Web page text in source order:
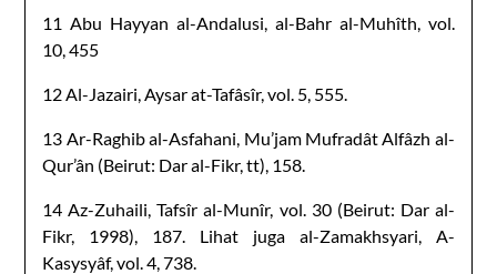
11 Abu Hayyan al-Andalusi, al-Bahr al-Muhîth, vol.
10, 455
12 Al-Jazairi, Aysar at-Tafâsîr, vol. 5, 555.
13 Ar-Raghib al-Asfahani, Mu’jam Mufradât Alfâzh al-
Qur’ân (Beirut: Dar al-Fikr, tt), 158.
14 Az-Zuhaili, Tafsîr al-Munîr, vol. 30 (Beirut: Dar al-
Fikr, 1998), 187. Lihat juga al-Zamakhsyari, A-
Kasysyâf, vol. 4, 738.